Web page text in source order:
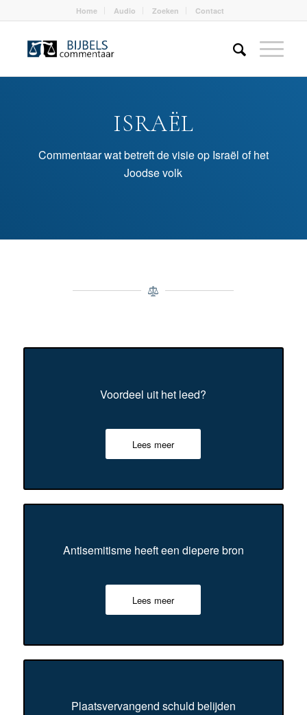
Home Audio Zoeken Contact
ISRAËL
Commentaar wat betreft de visie op Israël of het
Joodse volk
Voordeel uit het leed?
Lees meer
Antisemitisme heeft een diepere bron
Lees meer
Plaatsvervangend schuld belijden